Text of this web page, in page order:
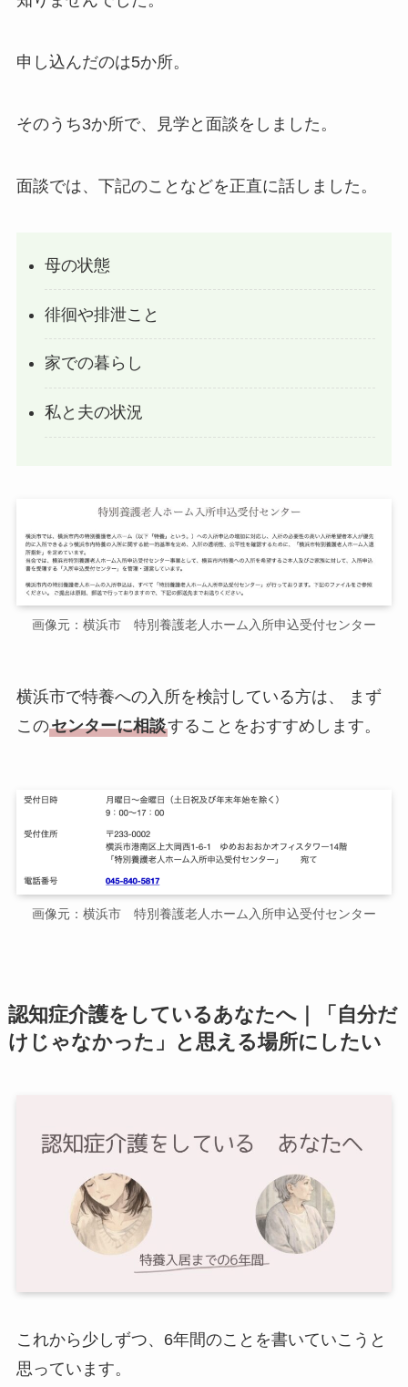
申し込んだのは5か所。
そのうち3か所で、見学と面談をしました。
面談では、下記のことなどを正直に話しました。
母の状態
徘徊や排泄こと
家での暮らし
私と夫の状況
画像元：横浜市 特別養護老人ホーム入所申込受付センター
横浜市で特養への入所を検討している方は、 まず
このセンターに相談することをおすすめします。
画像元：横浜市 特別養護老人ホーム入所申込受付センター
認知症介護をしているあなたへ｜「自分だ
けじゃなかった」と思える場所にしたい
これから少しずつ、6年間のことを書いていこうと
思っています。